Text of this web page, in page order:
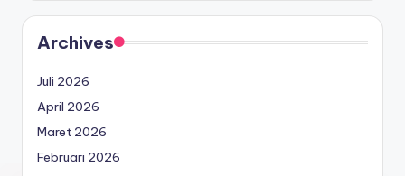
Archives
Juli 2026
April 2026
Maret 2026
Februari 2026